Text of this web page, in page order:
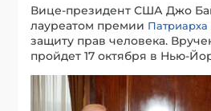
Вице-президент США Джо
лауреатом премии
защиту прав человека.
пройдет 17 октября в Нью-